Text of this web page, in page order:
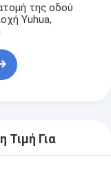
της οδού
Yuhua,
Τιμή Για